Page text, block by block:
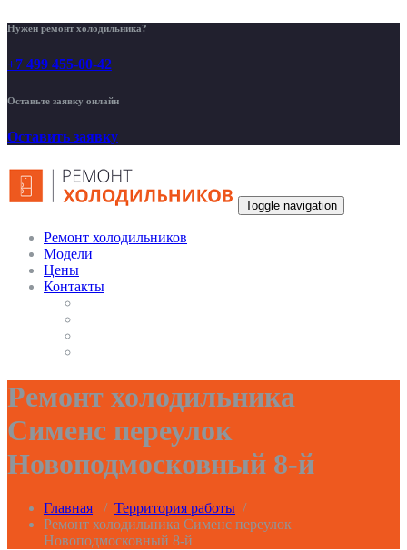
Нужен ремонт холодильника?
+7 499 455-00-42
Оставьте заявку онлайн
Оставить заявку
Toggle navigation
Ремонт холодильников
Модели
Цены
Контакты
Ремонт холодильника
Сименс переулок
Новоподмосковный 8-й
Главная / Территория работы /
Ремонт холодильника Сименс переулок
Новоподмосковный 8-й